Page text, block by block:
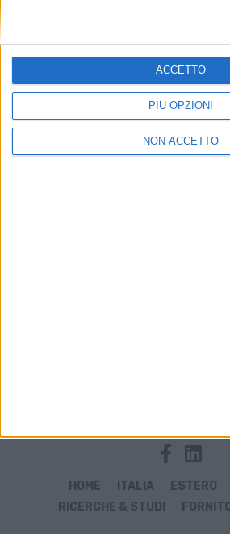
PIÙ OPZIONI
NON ACCETTO
ACCETTO
HOME ITALIA ESTERO
RICERCHE & STUDI